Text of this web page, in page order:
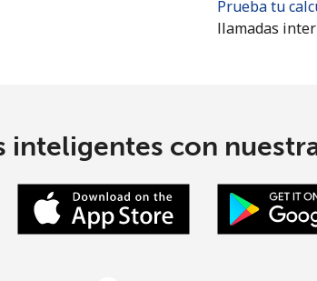
Prueba tu
llamadas
inteligentes con